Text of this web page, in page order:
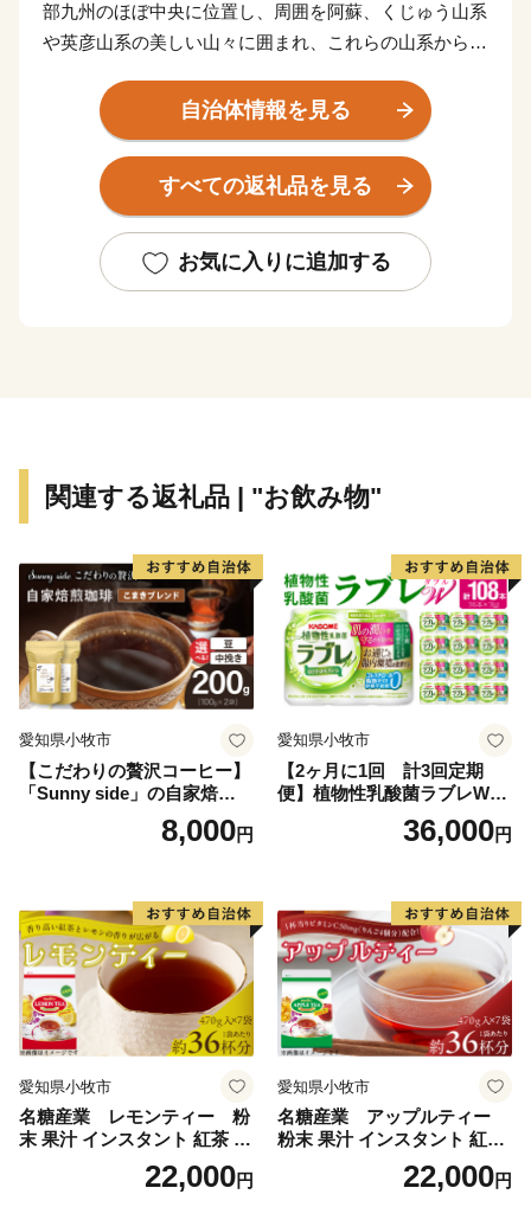
部九州のほぼ中央に位置し、周囲を阿蘇、くじゅう山系
や英彦山系の美しい山々に囲まれ、これらの山系から流
陵地で市域が形成されています。気候は、内陸特有の性
質から寒暖の差が大きく、雨量も多いことから、四季の
移ろいがはっきりしているといった特徴があります。
え、江戸時代には幕府直轄地・天領として西国筋郡代が
置かれるなど、九州の政治・経済・文化の中心地として
自治体情報を見る
すべての返礼品を見る
お気に入りに追加する
関連する返礼品 | "お飲み物"
愛知県小牧市
【こだわりの贅沢コーヒー】
「Sunny side」の自家焙煎珈
琲こまきブレンド（200g）
8,000円
愛知県小牧市
【2ヶ月に1回 計3回定期
便】植物性乳酸菌ラブレW
プレーン36本（計108本）
36,000円
愛知県小牧市
名糖産業 レモンティー 粉
末 果汁 インスタント 紅茶 ビ
タミンC 袋 ロングセラー 粉
末飲料 粉末茶 簡単 手軽 ホッ
22,000円
愛知県小牧市
名糖産業 アップルティー
粉末 果汁 インスタント 紅茶
ティー ビタミンC 袋 ロング
セラー 粉末飲料 粉末茶 簡単
22,000円